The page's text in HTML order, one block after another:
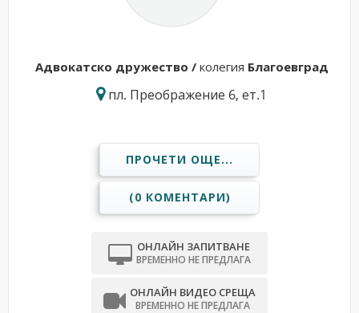
Адвокатскo дружествo / колегия Благоевград
пл. Преображение 6, ет.1
ПРОЧЕТИ ОЩЕ...
(0 КОМЕНТАРИ)
ОНЛАЙН ЗАПИТВАНЕ
ВРЕМЕННО НЕ ПРЕДЛАГА
ОНЛАЙН ВИДЕО СРЕЩА
ВРЕМЕННО НЕ ПРЕДЛАГА